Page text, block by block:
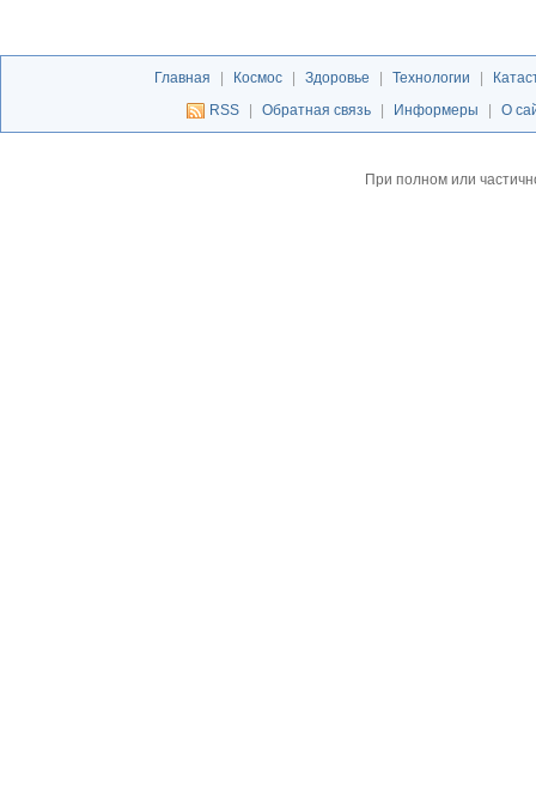
Главная Космос Здоровье Технологии
RSS
Обратная связь Информеры О
При полном или